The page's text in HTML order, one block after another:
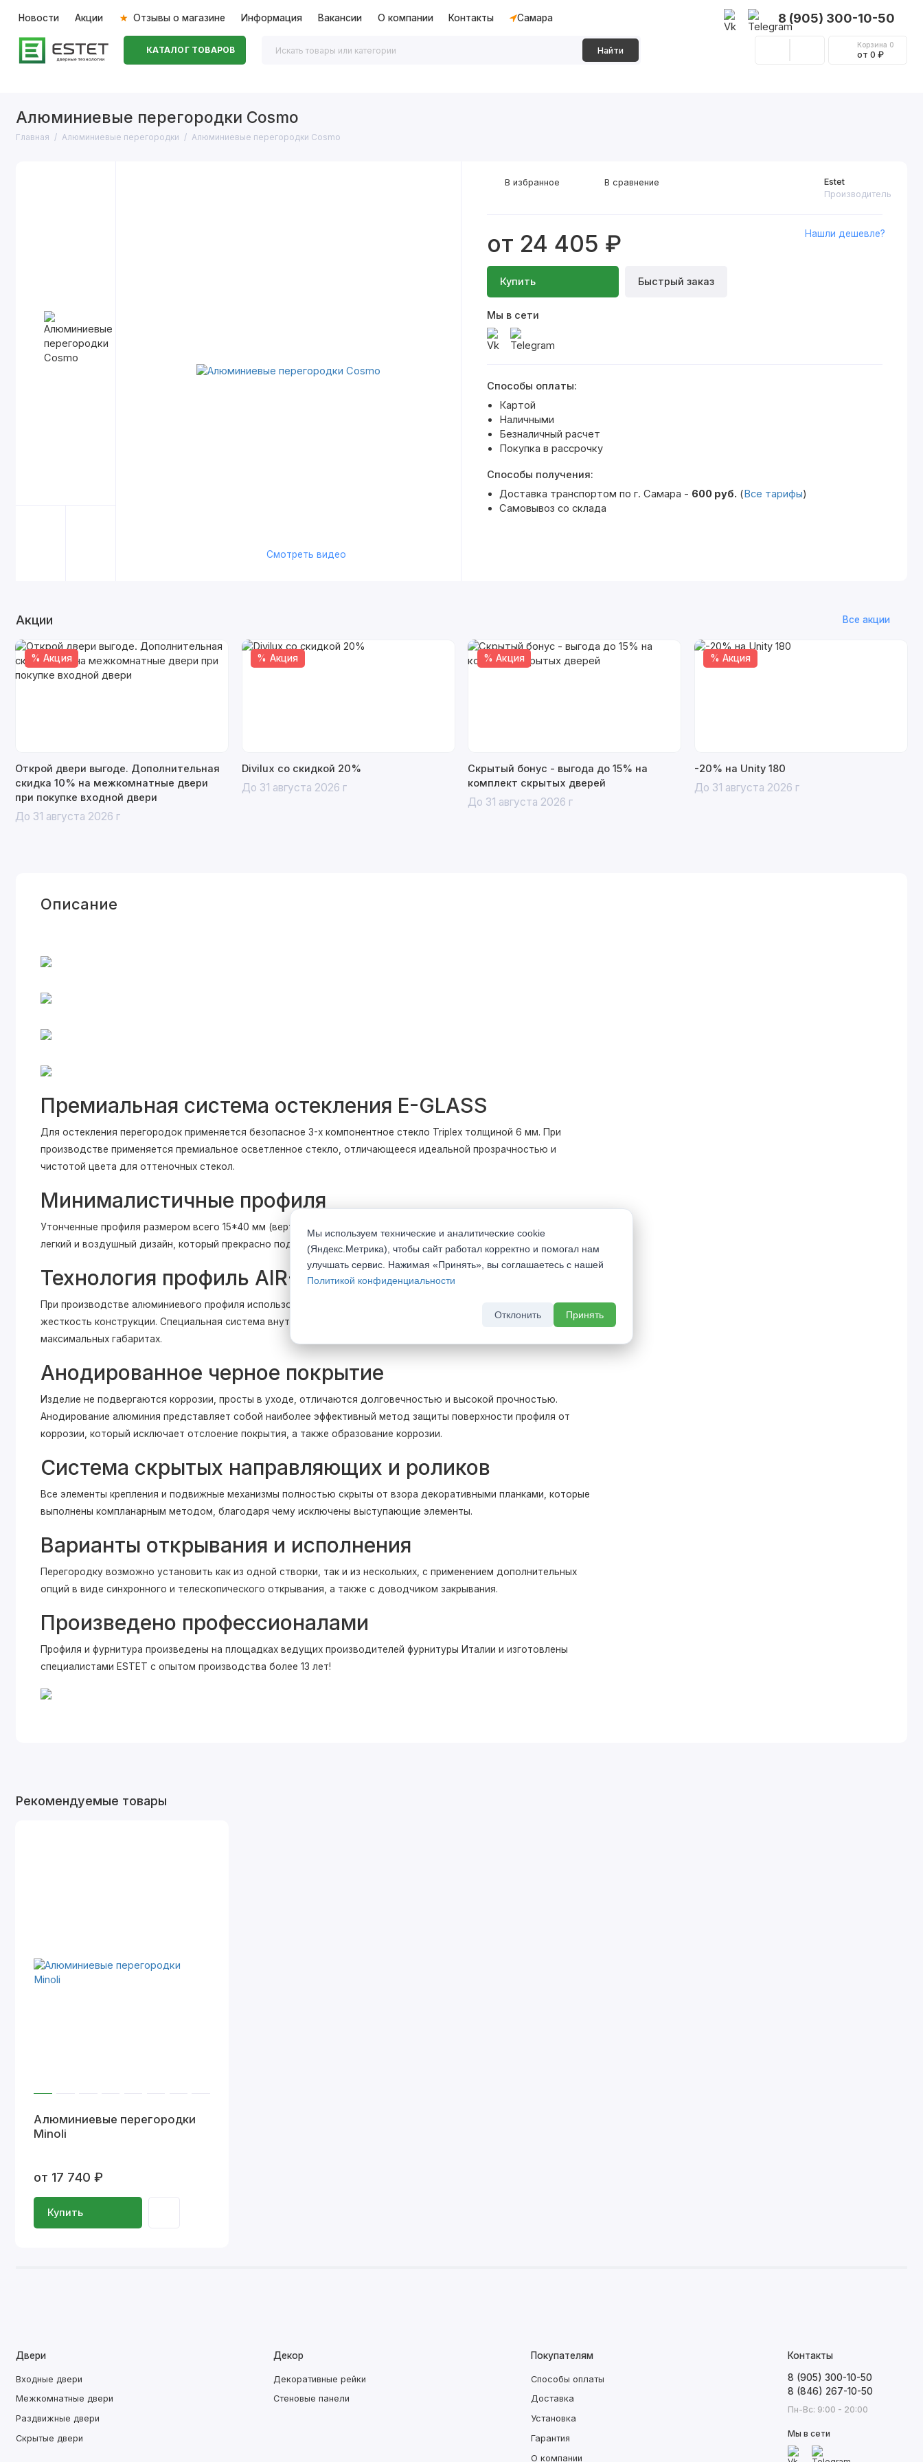
Новости Акции Отзывы о магазине Информация Вакансии О компании Контакты Самара 8 (905) 300-10-50
КАТАЛОГ ТОВАРОВ Найти
Корзина 0
от 0 ₽
Алюминиевые перегородки Cosmo
Главная Алюминиевые перегородки Алюминиевые перегородки Cosmo
Смотреть видео
Estet
Производитель
от 24 405 ₽
Купить Быстрый заказ
Нашли дешевле?
Мы в сети
В избранное В сравнение
Способы оплаты:
Картой
Наличными
Безналичный расчет
Покупка в рассрочку
Способы получения:
Доставка транспортом по г. Самара - 600 руб. (Все тарифы)
Самовывоз со склада
Акции Все акции
% Акция
Открой двери выгоде. Дополнительная
скидка 10% на межкомнатные двери
при покупке входной двери
До 31 августа 2026 г
% Акция
Divilux со скидкой 20%
До 31 августа 2026 г
% Акция
Скрытый бонус - выгода до 15% на
комплект скрытых дверей
До 31 августа 2026 г
% Акция
-20% на Unity 180
До 31 августа 2026 г
Описание
Премиальная система остекления E-GLASS
Для остекления перегородок применяется безопасное 3-х компонентное стекло Triplex толщиной 6 мм. При
производстве применяется премиальное осветленное стекло, отличающееся идеальной прозрачностью и
чистотой цвета для оттеночных стекол.
Минималистичные профиля
Утонченные профиля размером всего 15*40 мм (вертикальные) и 30*40 (горизонтальные) придают перегородке
легкий и воздушный дизайн, который прекрасно подчеркивается прозрачным стеклом.
Технология профиль AIR-P
При производстве алюминиевого профиля использован опыт авиастроения, где одновременно важны легкость и
жесткость конструкции. Специальная система внутренних ребер обеспечивает жесткость конструкции даже при
максимальных габаритах.
Анодированное черное покрытие
Изделие не подвергаются коррозии, просты в уходе, отличаются долговечностью и высокой прочностью.
Анодирование алюминия представляет собой наиболее эффективный метод защиты поверхности профиля от
коррозии, который исключает отслоение покрытия, а также образование коррозии.
Система скрытых направляющих и роликов
Все элементы крепления и подвижные механизмы полностью скрыты от взора декоративными планками, которые
выполнены компланарным методом, благодаря чему исключены выступающие элементы.
Варианты открывания и исполнения
Перегородку возможно установить как из одной створки, так и из нескольких, с применением дополнительных
опций в виде синхронного и телескопического открывания, а также с доводчиком закрывания.
Произведено профессионалами
Профиля и фурнитура произведены на площадках ведущих производителей фурнитуры Италии и изготовлены
специалистами ESTET с опытом производства более 13 лет!
Рекомендуемые товары
Алюминиевые перегородки
Minoli
от 17 740 ₽
Купить
Двери
Входные двери
Межкомнатные двери
Раздвижные двери
Скрытые двери
Декор
Декоративные рейки
Стеновые панели
Покупателям
Способы оплаты
Доставка
Установка
Гарантия
О компании
Контакты
8 (905) 300-10-50
8 (846) 267-10-50
Пн-Вс: 9:00 - 20:00
Мы в сети
Мы используем технические и аналитические cookie
(Яндекс.Метрика), чтобы сайт работал корректно и помогал нам
улучшать сервис. Нажимая «Принять», вы соглашаетесь с нашей
Политикой конфиденциальности
Отклонить Принять